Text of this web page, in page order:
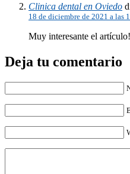
Clinica dental en Oviedo
18 de diciembre de 2021 a las
Muy interesante el artículo!
Deja tu comentario